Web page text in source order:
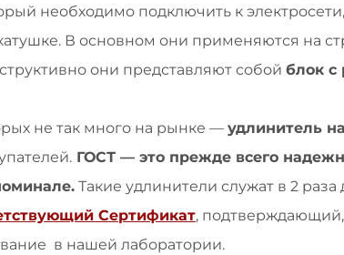
необходимо подключить к
В основном они применяются на
они представляют собой блок с
не так много на рынке — удлинитель
ГОСТ — это прежде всего
Такие удлинители служат в 2
Сертификат, подтверждающий,
в нашей лаборатории.